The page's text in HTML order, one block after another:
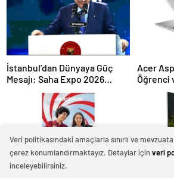
0 0
0 0
0 0
İstanbul’dan Dünyaya Güç
Mesajı: Saha Expo 2026
Rekorlarla Kapılarını Kapattı
Acer
Öğrenci
İçin İdeal
Veri politikasındaki amaçlarla sınırlı ve
çerez konumlandırmaktayız. Detaylar içinveri
inceleyebilirsiniz.